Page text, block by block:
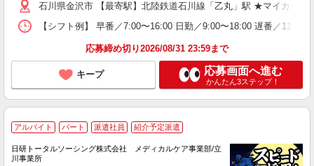
石川県金沢市 【最寄駅】北陸鉄道石川線「乙丸」駅 ★マイカー
【シフト例】 早番／7:00〜16:00 日勤／9:00〜18:00 遅番／
応募締め切り2026/08/31 23:59まで
キープ 応募画面へ進む
かんたん3ステップ！
アルバイト パート 派遣社員 紹介予定派遣
日研トータルソーシング株式会社 メディカルケア事業部/立
川事業所